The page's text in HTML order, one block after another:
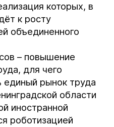
которых, в
к росту
объединенного
– повышение
для чего
единый рынок труда
области
иностранной
роботизацией